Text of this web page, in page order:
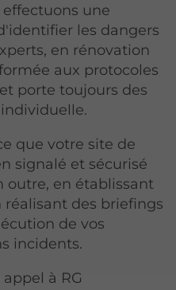
une
les dangers
en rénovation
aux protocoles
porte toujours des
que votre site de
signalé et sécurisé
outre, en établissant
réalisant des briefings
de vos
incidents.
à RG